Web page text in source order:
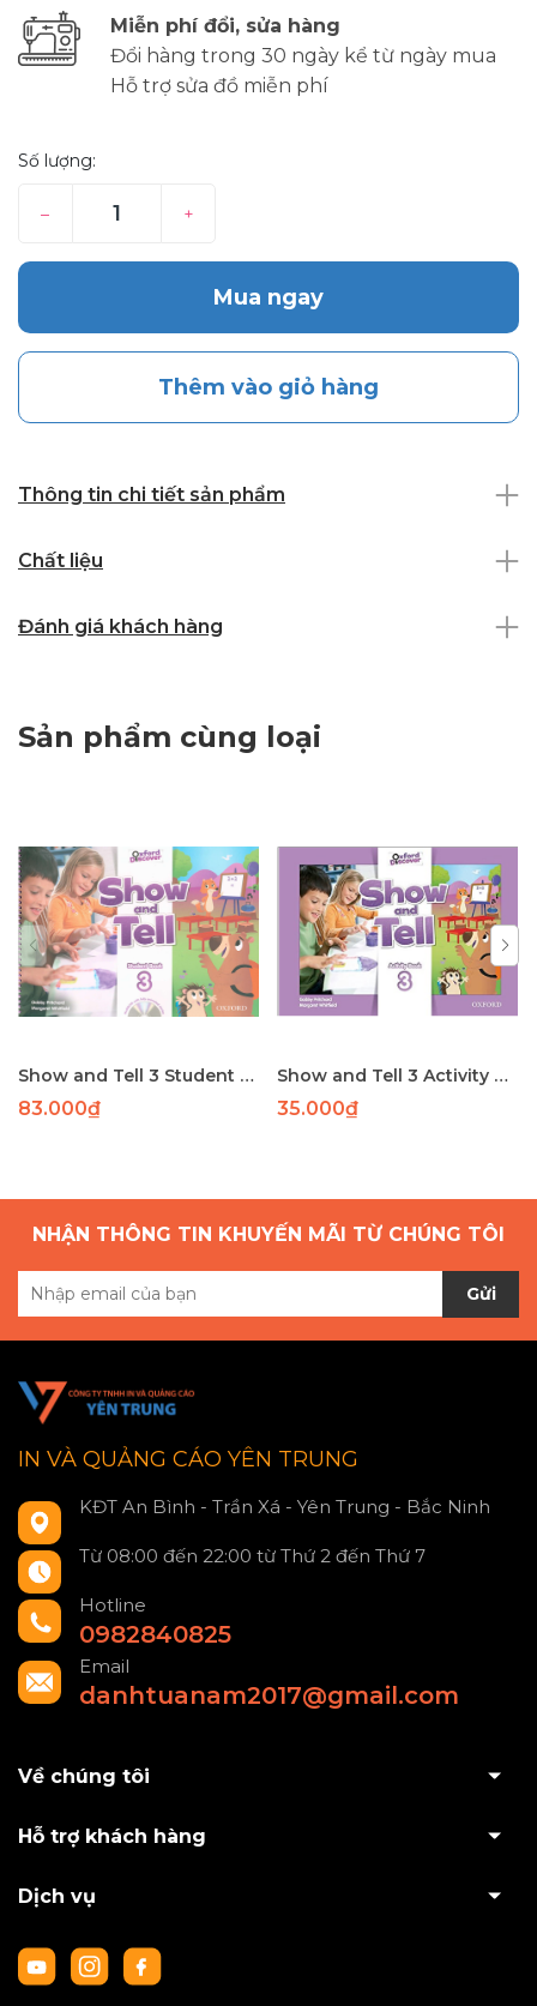
Miễn phí đổi, sửa hàng
Đổi hàng trong 30 ngày kể từ ngày mua
Hỗ trợ sửa đồ miễn phí
Số lượng:
– +
Mua ngay
Thêm vào giỏ hàng
Thông tin chi tiết sản phẩm
Chất liệu
Đánh giá khách hàng
Sản phẩm cùng loại
Show and Tell 3 Student Book
83.000₫
Show and Tell 3 Activity Book
35.000₫
NHẬN THÔNG TIN KHUYẾN MÃI TỪ CHÚNG TÔI
Gửi
IN VÀ QUẢNG CÁO YÊN TRUNG
KĐT An Bình - Trần Xá - Yên Trung - Bắc Ninh
Từ 08:00 đến 22:00 từ Thứ 2 đến Thứ 7
Hotline
0982840825
Email
danhtuanam2017@gmail.com
Về chúng tôi
Hỗ trợ khách hàng
Dịch vụ